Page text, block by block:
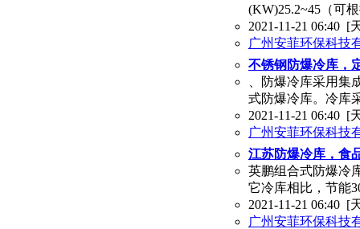
(KW)25.2~45（可
2021-11-21 06:40 [
广州安菲环保科技
不锈钢防爆冷库，
、防爆冷库采用
式防爆冷库。冷库
2021-11-21 06:40 [
广州安菲环保科技
江苏防爆冷库，食
英鹏组合式防爆冷
它冷库相比，节能
2021-11-21 06:40 [
广州安菲环保科技